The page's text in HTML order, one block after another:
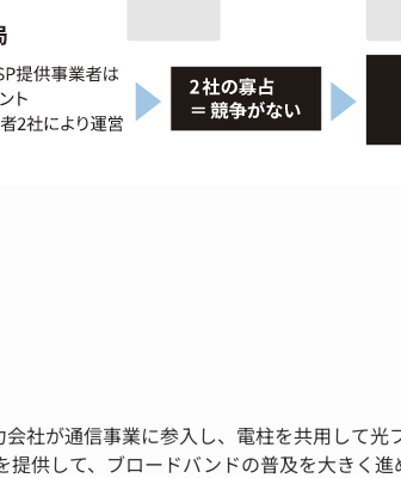
社が通信事業に参入し、電柱を共用して光
供して、ブロードバンドの普及を大きく